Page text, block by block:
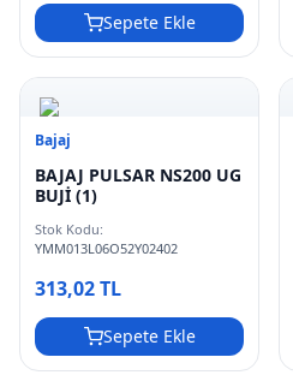
Sepete Ekle
Bajaj
BAJAJ PULSAR NS200 UG
BUJİ (1)
Stok Kodu:
YMM013L06O52Y02402
313,02 TL
Sepete Ekle